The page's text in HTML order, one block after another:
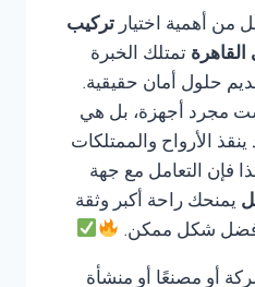
من أهمية اختيار تركيب
تمتلك الخبرة
حلول أمان حقيقية.
مجرد أجهزة، بل هي
الأرواح والممتلكات
فإن التعامل مع جهة
يمنحك راحة أكبر وثقة
شكل ممكن.
أو مصنعًا أو منشأة